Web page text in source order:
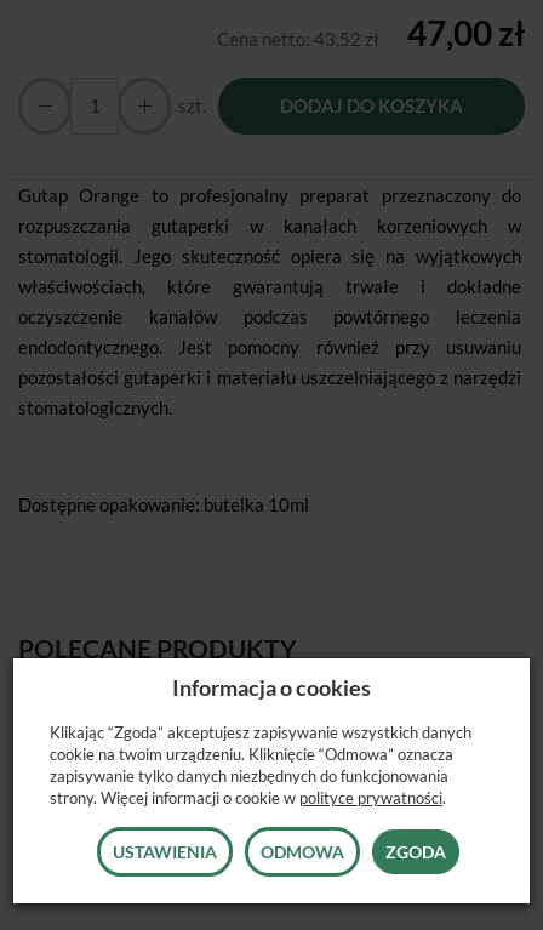
Cena netto: 43,52 zł 47,00 zł
szt. DODAJ DO KOSZYKA
Gutap Orange to profesjonalny preparat przeznaczony do
rozpuszczania gutaperki w kanałach korzeniowych w
stomatologii. Jego skuteczność opiera się na wyjątkowych
właściwościach, które gwarantują trwałe i dokładne
oczyszczenie kanałów podczas powtórnego leczenia
endodontycznego. Jest pomocny również przy usuwaniu
pozostałości gutaperki i materiału uszczelniającego z narzędzi
stomatologicznych.
Dostępne opakowanie: butelka 10ml
POLECANE PRODUKTY
Informacja o cookies
Klikając “Zgoda” akceptujesz zapisywanie wszystkich danych
cookie na twoim urządzeniu. Kliknięcie “Odmowa” oznacza
zapisywanie tylko danych niezbędnych do funkcjonowania
strony. Więcej informacji o cookie w polityce prywatności.
USTAWIENIA ODMOWA ZGODA